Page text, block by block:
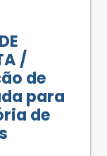
/
de
para
de